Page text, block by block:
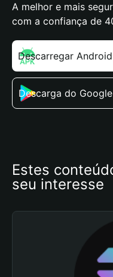
A melhor e mais
com a confiança de
Descarregar
Descarga do
Estes
seu interesse